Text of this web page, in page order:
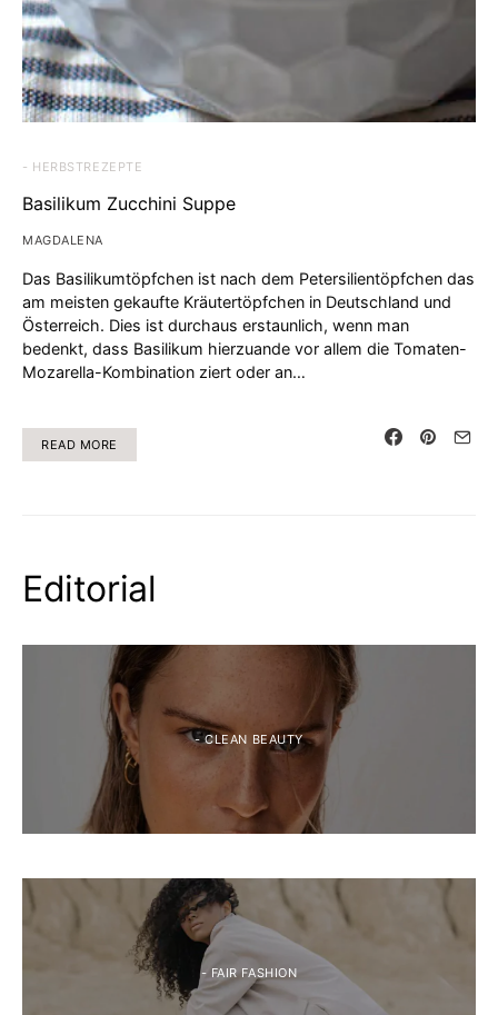
- HERBSTREZEPTE
Basilikum Zucchini Suppe
MAGDALENA
Das Basilikumtöpfchen ist nach dem Petersilientöpfchen das
am meisten gekaufte Kräutertöpfchen in Deutschland und
Österreich. Dies ist durchaus erstaunlich, wenn man
bedenkt, dass Basilikum hierzuande vor allem die Tomaten-
Mozarella-Kombination ziert oder an…
READ MORE
Editorial
- CLEAN BEAUTY
- FAIR FASHION